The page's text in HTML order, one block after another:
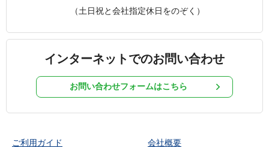
（土日祝と会社指定休日をのぞく）
インターネットでのお問い合わせ
お問い合わせフォームはこちら
ご利用ガイド 会社概要